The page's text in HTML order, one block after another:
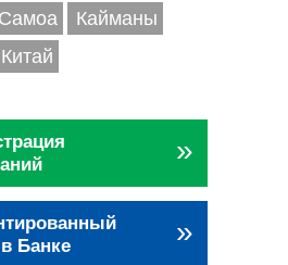
Самоа
Кайманы
Китай
»
»
Банке